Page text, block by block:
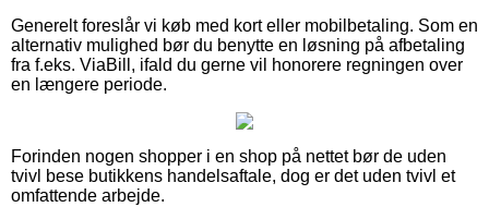
Generelt foreslår vi køb med kort eller mobilbetaling. Som en
alternativ mulighed bør du benytte en løsning på afbetaling
fra f.eks. ViaBill, ifald du gerne vil honorere regningen over
en længere periode.
Forinden nogen shopper i en shop på nettet bør de uden
tvivl bese butikkens handelsaftale, dog er det uden tvivl et
omfattende arbejde.